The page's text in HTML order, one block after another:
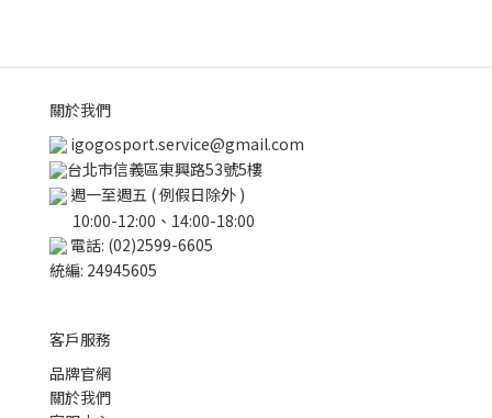
關於我們
igogosport.service@gmail.com
台北市信義區東興路53號5樓
週一至週五 ( 例假日除外 )
10:00-12:00、14:00-18:00
電話: (02)2599-6605
統編: 24945605
客戶服務
品牌官網
關於我們